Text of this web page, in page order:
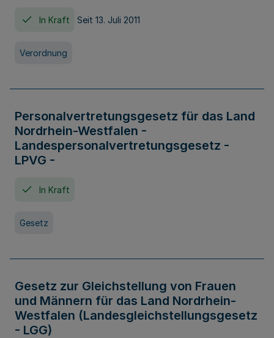
In Kraft Seit 13. Juli 2011
Verordnung
Personalvertretungsgesetz für das Land
Nordrhein-Westfalen -
Landespersonalvertretungsgesetz -
LPVG -
In Kraft
Gesetz
Gesetz zur Gleichstellung von Frauen
und Männern für das Land Nordrhein-
Westfalen (Landesgleichstellungsgesetz
- LGG)